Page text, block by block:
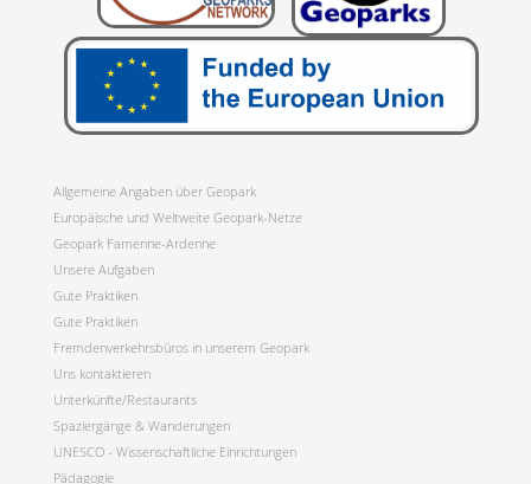
Allgemeine Angaben über Geopark
Europäische und Weltweite Geopark-Netze
Geopark Famenne-Ardenne
Unsere Aufgaben
Gute Praktiken
Gute Praktiken
Fremdenverkehrsbüros in unserem Geopark
Uns kontaktieren
Unterkünfte/Restaurants
Spaziergänge & Wanderungen
UNESCO - Wissenschaftliche Einrichtungen
Pädagogie